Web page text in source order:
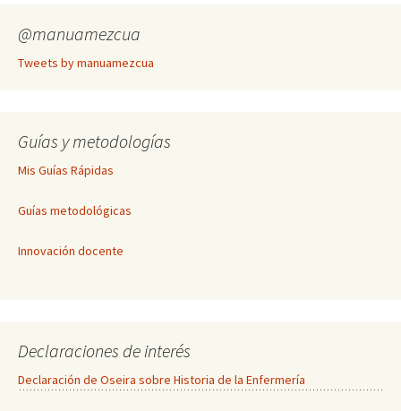
@manuamezcua
Tweets by manuamezcua
Guías y metodologías
Mis Guías Rápidas
Guías metodológicas
Innovación docente
Declaraciones de interés
Declaración de Oseira sobre Historia de la Enfermería